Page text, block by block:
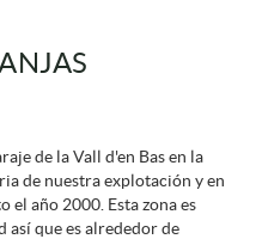
de la Vall d'en Bas en la
de nuestra explotación y en
el año 2000. Esta zona es
que es alrededor de